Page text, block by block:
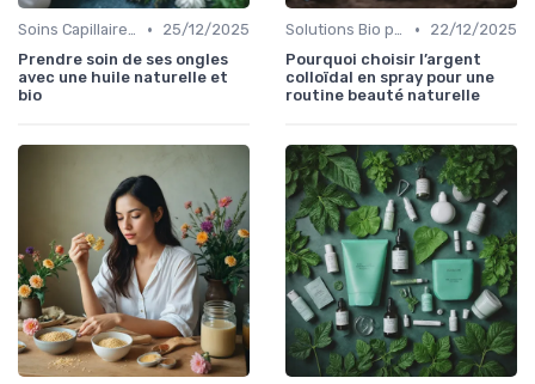
Soins Capillaires Bio •
25/12/2025
Prendre soin de ses ongles
avec une huile naturelle et
bio
Solutions Bio pour Problèmes de Peau •
22/12/2025
Pourquoi choisir l’argent
colloïdal en spray pour une
routine beauté naturelle